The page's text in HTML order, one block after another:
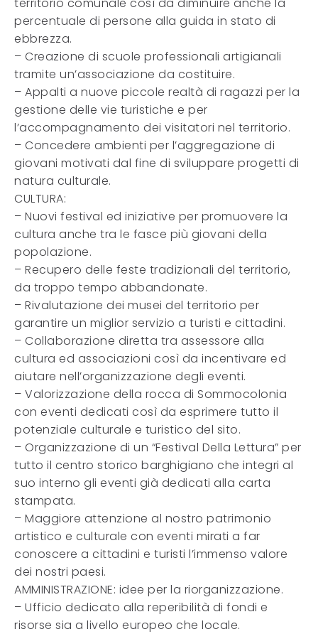
percentuale di persone alla guida in stato di
ebbrezza.
– Creazione di scuole professionali artigianali
tramite un’associazione da costituire.
– Appalti a nuove piccole realtà di ragazzi per la
gestione delle vie turistiche e per
l’accompagnamento dei visitatori nel territorio.
– Concedere ambienti per l’aggregazione di
giovani motivati dal fine di sviluppare progetti di
natura culturale.
CULTURA:
– Nuovi festival ed iniziative per promuovere la
cultura anche tra le fasce più giovani della
popolazione.
– Recupero delle feste tradizionali del territorio,
da troppo tempo abbandonate.
– Rivalutazione dei musei del territorio per
garantire un miglior servizio a turisti e cittadini.
– Collaborazione diretta tra assessore alla
cultura ed associazioni così da incentivare ed
aiutare nell’organizzazione degli eventi.
– Valorizzazione della rocca di Sommocolonia
con eventi dedicati così da esprimere tutto il
potenziale culturale e turistico del sito.
– Organizzazione di un “Festival Della Lettura” per
tutto il centro storico barghigiano che integri al
suo interno gli eventi già dedicati alla carta
stampata.
– Maggiore attenzione al nostro patrimonio
artistico e culturale con eventi mirati a far
conoscere a cittadini e turisti l’immenso valore
dei nostri paesi.
AMMINISTRAZIONE: idee per la riorganizzazione.
– Ufficio dedicato alla reperibilità di fondi e
risorse sia a livello europeo che locale.